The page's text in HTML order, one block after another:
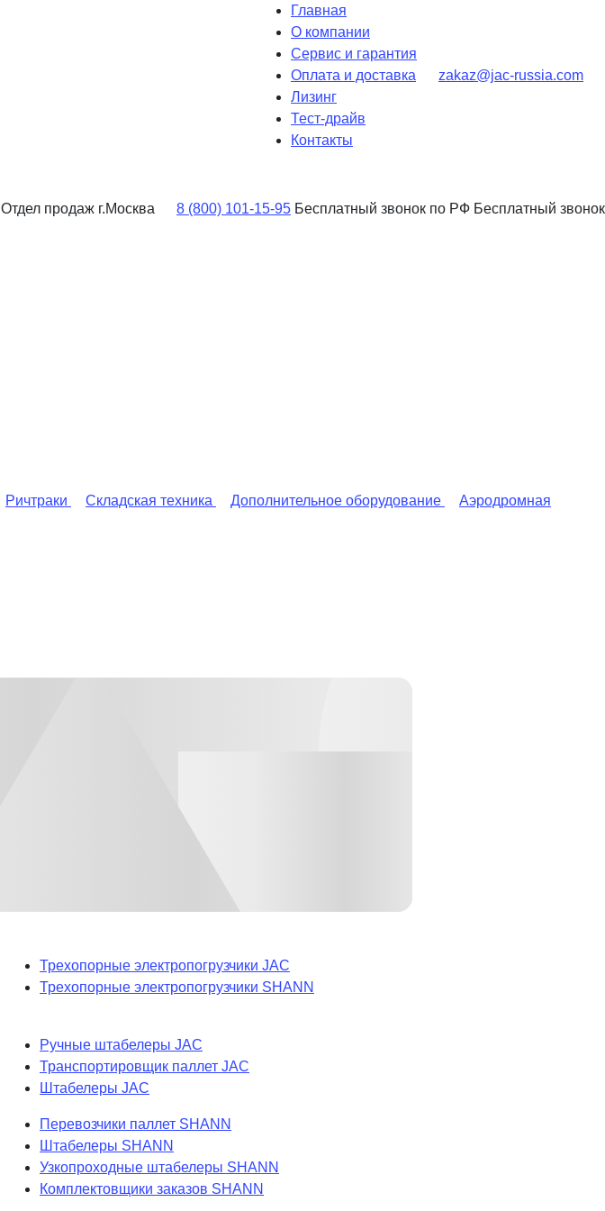
Главная
О компании
Сервис и гарантия
Оплата и доставка
Лизинг
Тест-драйв
Контакты
zakaz@jac-russia.com
Отдел продаж г.Москва 8 (800) 101-15-95 Бесплатный звонок по РФ Бесплатный звонок
Ричтраки Складская техника Дополнительное оборудование
Аэродромная
Трехопорные электропогрузчики JAC
Трехопорные электропогрузчики SHANN
Ручные штабелеры JAC
Транспортировщик паллет JAC
Штабелеры JAC
Перевозчики паллет SHANN
Штабелеры SHANN
Узкопроходные штабелеры SHANN
Комплектовщики заказов SHANN